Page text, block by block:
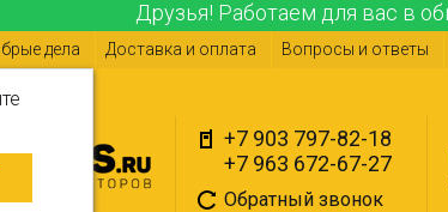
Друзья! Работаем для вас в
дела Доставка и оплата Вопросы и ответы
+7 903 797-82-18
+7 963 672-67-27
Обратный звонок